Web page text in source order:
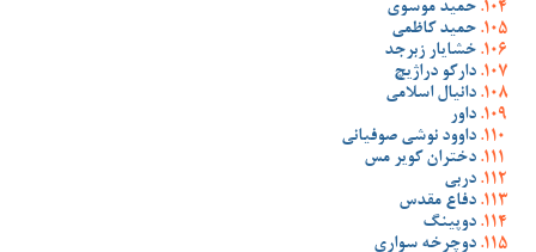
حمید موسوی
حمید کاظمی
خشایار زبرجد
دارکو دراژیچ
دانیال اسلامی
داور
داوود نوشی صوفیانی
دختران کویر مس
دربی
دفاع مقدس
دوپینگ
دوچرخه سواری